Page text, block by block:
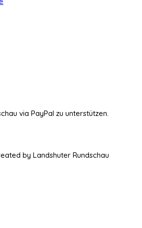
via PayPal zu unterstützen.
by Landshuter Rundschau